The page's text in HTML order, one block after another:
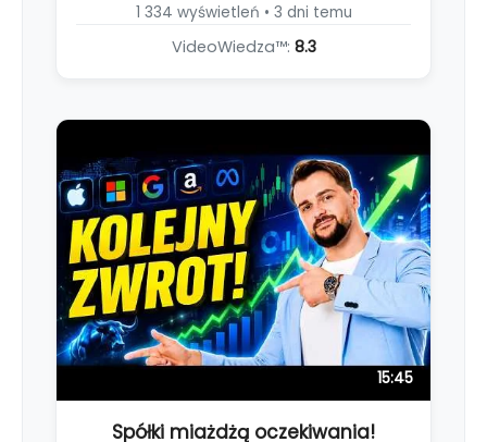
1 334 wyświetleń • 3 dni temu
VideoWiedza™: 8.3
15:45
Spółki miażdżą oczekiwania!